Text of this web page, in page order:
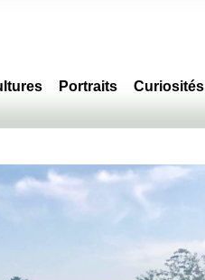
Portraits Curiosités